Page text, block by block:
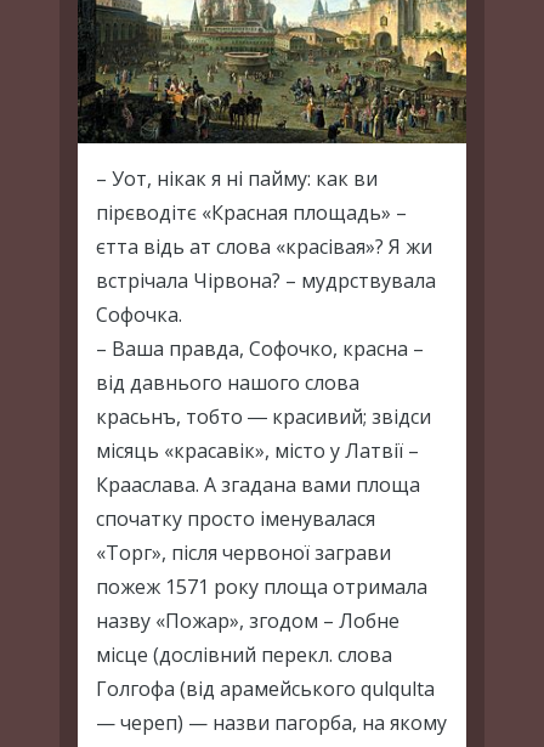
– Уот, нікак я ні пайму: как ви
пірєводітє «Красная площадь» –
єтта відь ат слова «красівая»? Я жи
встрічала Чірвона? – мудрствувала
Софочка.
– Ваша правда, Софочко, красна –
від давнього нашого слова
красьнъ, тобто ― красивий; звідси
місяць «красавік», місто у Латвії –
Крааслава. А згадана вами площа
спочатку просто іменувалася
«Торг», після червоної заграви
пожеж 1571 року площа отримала
назву «Пожар», згодом – Лобне
місце (дослівний перекл. слова
Голгофа (від арамейського qulqulta
— череп) — назви пагорба, на якому